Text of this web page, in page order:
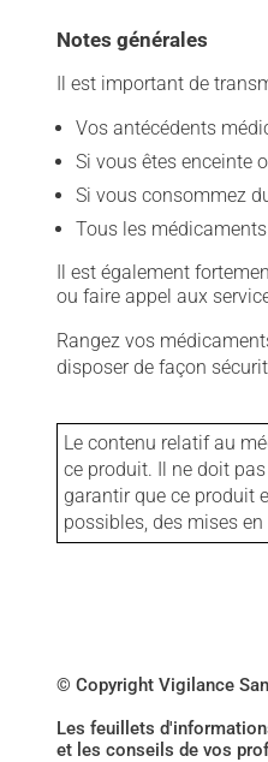
Notes générales
Il est important de
Vos antécédents
Si vous êtes enceinte
Si vous consommez
Tous les
Il est également
ou faire appel aux
Rangez vos
disposer de façon
Le contenu relatif au
ce produit. Il ne doit
garantir que ce produit
possibles, des mises
© Copyright Vigilance
Les feuillets
et les conseils de vos